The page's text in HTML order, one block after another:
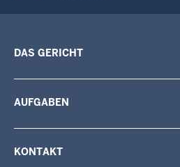
DAS GERICHT
AUFGABEN
KONTAKT